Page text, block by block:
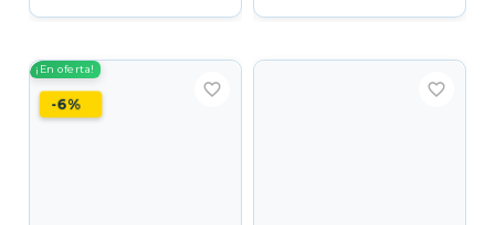
¡En oferta!
-6%
favorite_border favorite_border